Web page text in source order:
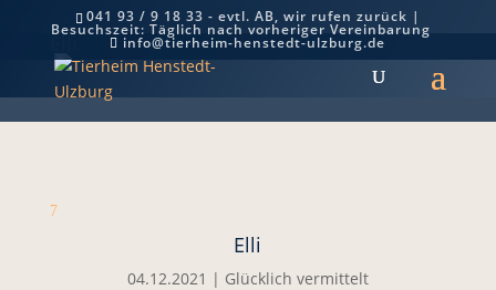
041 93 / 9 18 33 - evtl. AB, wir rufen zurück |
Besuchszeit: Täglich nach vorheriger Vereinbarung
info@tierheim-henstedt-ulzburg.de
Elli
7
Elli
04.12.2021 | Glücklich vermittelt